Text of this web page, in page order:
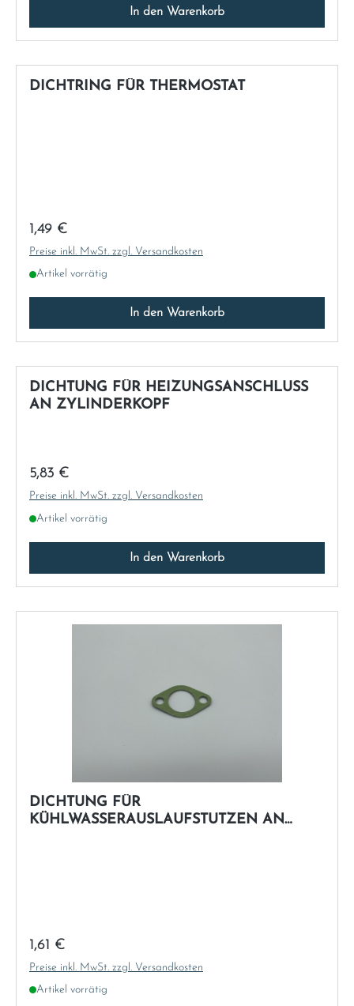
In den Warenkorb
DICHTRING FÜR THERMOSTAT
Regulärer Preis:
1,49 €
Preise inkl. MwSt. zzgl. Versandkosten
Artikel vorrätig
In den Warenkorb
DICHTUNG FÜR HEIZUNGSANSCHLUSS
AN ZYLINDERKOPF
Regulärer Preis:
5,83 €
Preise inkl. MwSt. zzgl. Versandkosten
Artikel vorrätig
In den Warenkorb
DICHTUNG FÜR
KÜHLWASSERAUSLAUFSTUTZEN AN
Regulärer Preis:
1,61 €
Preise inkl. MwSt. zzgl. Versandkosten
Artikel vorrätig